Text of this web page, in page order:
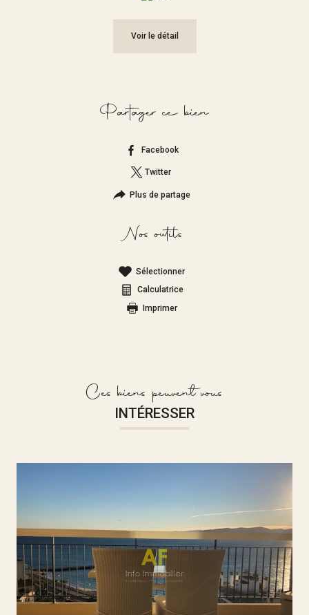
Voir le détail
Partager ce bien
Facebook
Twitter
Plus de partage
Nos outils
Sélectionner
Calculatrice
Imprimer
Ces biens peuvent vous
INTÉRESSER
Voir le bien